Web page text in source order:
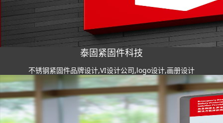
泰固紧固件科技
不锈钢紧固件品牌设计,VI设计公司,logo设计,画册设计